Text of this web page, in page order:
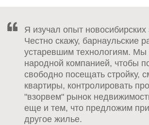
Я изучал опыт новосибирских
Честно скажу, барнаульские
устаревшим технологиям. Мы
народной компанией, чтобы
свободно посещать стройку,
квартиры, контролировать
"взорвем" рынок
еще и тем, что предложим
другое жилье.